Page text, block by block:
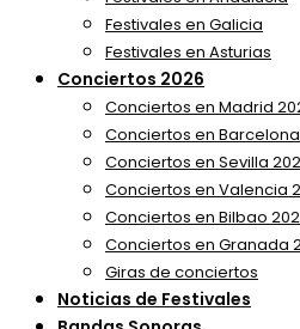
Festivales en Galicia
Festivales en Asturias
Conciertos 2026
Conciertos en Madrid
Conciertos en
Conciertos en Sevilla
Conciertos en Valencia
Conciertos en Bilbao
Conciertos en Granada
Giras de conciertos
Noticias de Festivales